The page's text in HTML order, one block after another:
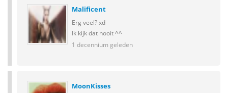
Malificent
Erg veel? xd
Ik kijk dat nooit ^^
1 decennium geleden
MoonKisses